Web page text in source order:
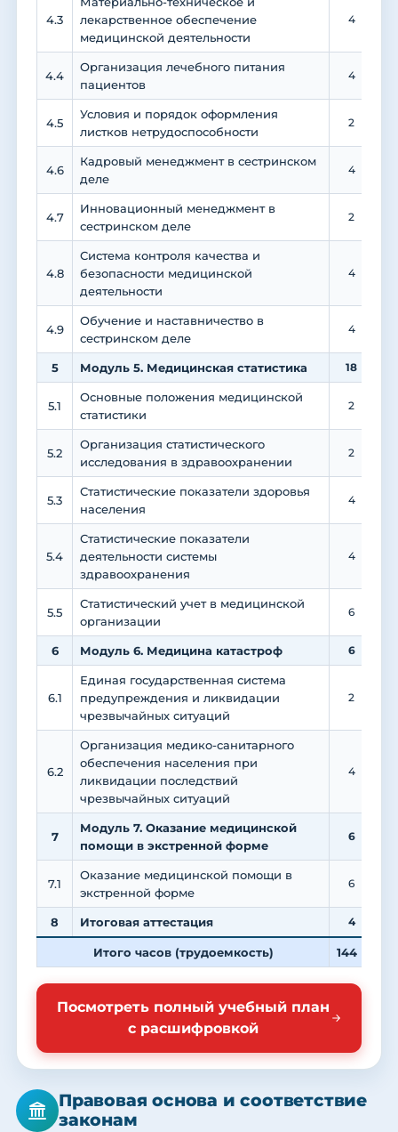
4.3
лекарственное обеспечение
медицинской деятельности
4
4.4
Организация лечебного питания
пациентов
4
4.5
Условия и порядок оформления
листков нетрудоспособности
2
4.6
Кадровый менеджмент в сестринском
деле
4
4.7
Инновационный менеджмент в
сестринском деле
2
4.8
Система контроля качества и
безопасности медицинской
деятельности
4
4.9
Обучение и наставничество в
сестринском деле
4
5 Модуль 5. Медицинская статистика 18
5.1
Основные положения медицинской
статистики
2
5.2
Организация статистического
исследования в здравоохранении
2
5.3
Статистические показатели здоровья
населения
4
5.4
Статистические показатели
деятельности системы
здравоохранения
4
5.5
Статистический учет в медицинской
организации
6
6 Модуль 6. Медицина катастроф 6
6.1
Единая государственная система
предупреждения и ликвидации
чрезвычайных ситуаций
2
6.2
Организация медико-санитарного
обеспечения населения при
ликвидации последствий
чрезвычайных ситуаций
4
7
Модуль 7. Оказание медицинской
помощи в экстренной форме
6
7.1
Оказание медицинской помощи в
экстренной форме
6
8 Итоговая аттестация 4
Итого часов (трудоемкость) 144
Посмотреть полный учебный план
с расшифровкой
Правовая основа и соответствие
законам